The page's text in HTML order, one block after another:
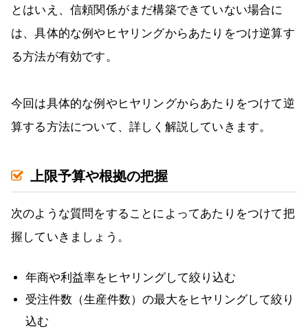
とはいえ、信頼関係がまだ構築できていない場合に
は、具体的な例やヒヤリングからあたりをつけ逆算す
る方法が有効です。
今回は具体的な例やヒヤリングからあたりをつけて逆
算する方法について、詳しく解説していきます。
上限予算や根拠の把握
次のような質問をすることによってあたりをつけて把
握していきましょう。
年商や利益率をヒヤリングして絞り込む
受注件数（生産件数）の最大をヒヤリングして絞り
込む